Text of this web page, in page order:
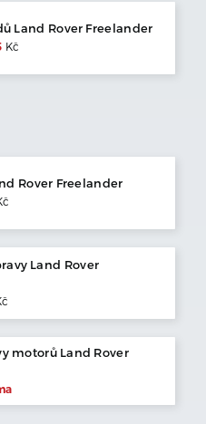
Land Rover Freelander
Kč
Rover Freelander
Land Rover
motorů Land Rover